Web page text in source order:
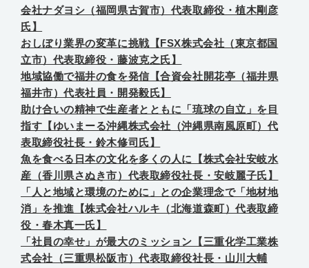
会社ナダヨシ（福岡県古賀市）代表取締役・植木剛彦
氏】
おしぼり業界の変革に挑戦【FSX株式会社（東京都国
立市）代表取締役・藤波克之氏】
地域協働で福井の食を発信【合資会社開花亭（福井県
福井市）代表社員・開発毅氏】
助け合いの精神で生産者とともに「琉球の自立」を目
指す【ゆいまーる沖縄株式会社（沖縄県南風原町）代
表取締役社長・鈴木修司氏】
魚を食べる日本の文化を多くの人に【株式会社安岐水
産（香川県さぬき市）代表取締役社長・安岐麗子氏】
「人と地域と環境のために」との企業理念で「地材地
消」を推進【株式会社ハルキ（北海道森町）代表取締
役・春木真一氏】
「社員の幸せ」が最大のミッション【三重化学工業株
式会社（三重県松阪市）代表取締役社長・山川大輔